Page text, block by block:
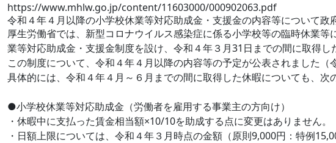
https://www.mhlw.go.jp/content/11603000/000902063.pdf
令和４年４月以降の小学校休業等対応助成金・支援金の内容等について政
厚生労働省では、新型コロナウイルス感染症に係る小学校等の臨時休業
業等対応助成金・支援金制度を設け、令和４年３月31日までの間に取得し
この制度について、令和４年４月以降の内容等の予定が公表されました（
具体的には、令和４年４月～６月までの間に取得した休暇についても、次
●小学校休業等対応助成金（労働者を雇用する事業主の方向け）
・休暇中に支払った賃金相当額×10/10を助成する点に変更はありません。
・日額上限については、令和４年３月時点の金額（原則9,000円：特例